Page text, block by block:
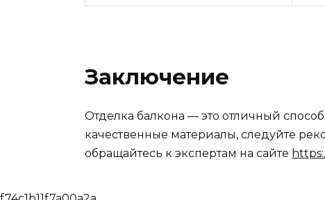
Заключение
Отделка балкона — это отличный
качественные материалы, следуйте
обращайтесь к экспертам на сайте